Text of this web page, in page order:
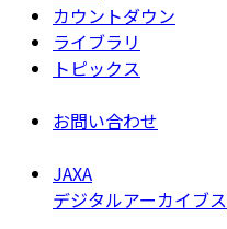
カウントダウン
ライブラリ
トピックス
お問い合わせ
JAXA
デジタルアーカイブス